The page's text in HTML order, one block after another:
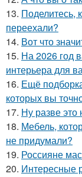
13. Поделитесь,
переехали?
14. Вот что
15. На 2026 год
интерьера для
16. Ещё
которых вы
17. Ну разве это
18. Мебель,
не придумали?
19. Россияне
20. Интересные